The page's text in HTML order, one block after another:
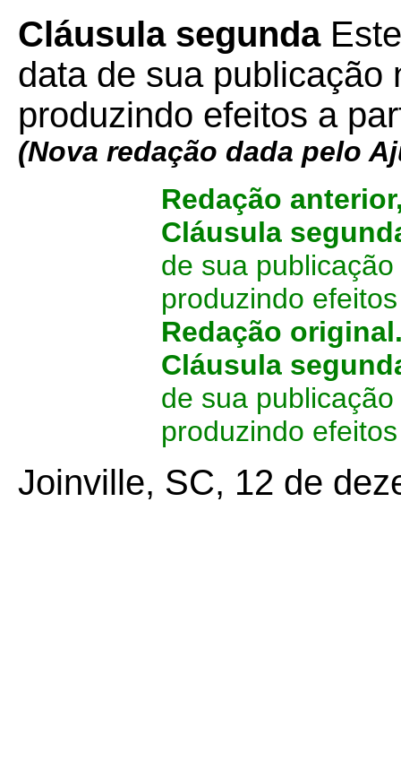
Cláusula segunda
data de sua publicação
produzindo efeitos a
(Nova redação dada pelo
Redação
Cláusula
de sua
produzindo
Redação
Cláusula
de sua
produzindo
Joinville, SC, 12 de